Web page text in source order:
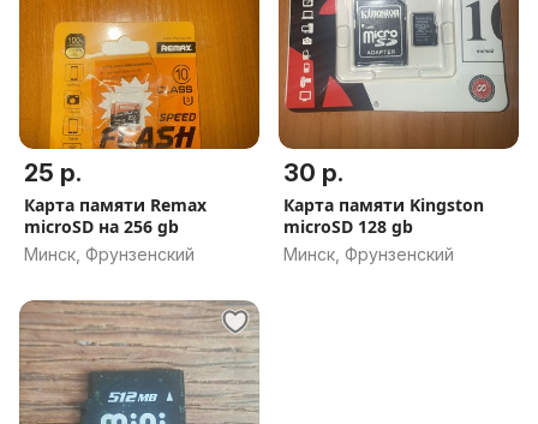
25 р.
Карта памяти Remax
microSD на 256 gb
Минск, Фрунзенский
30 р.
Карта памяти Kingston
microSD 128 gb
Минск, Фрунзенский